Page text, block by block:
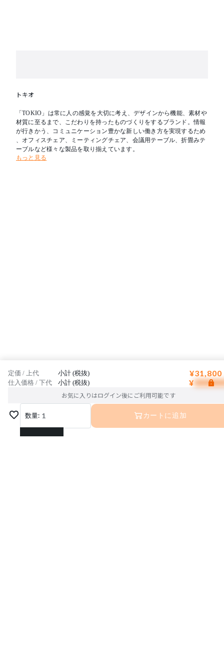
トキオ
「TOKIO」は常に人の感覚を大切に考え、デザインから機能、素材や
材質に至るまで、こだわりを持ったものづくりをするブランド。情報
が行きかう、コミュニケーション豊かな新しい働き方を実現するため
、オフィスチェア、ミーティングチェア、会議用テーブル、折畳みテ
ーブルなど様々な製品を取り揃えています。
もっと見る
定価 / 上代 小計 (税抜) ¥31,800
仕入価格 / 下代 小計 (税抜) ¥
お気に入りはログイン後にご利用可能です
数量: 1
1
カートに追加